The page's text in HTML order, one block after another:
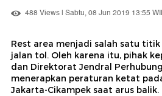
488 Views | Sabtu, 08 Jun 2019 13:55
Rest area menjadi salah satu
jalan tol. Oleh karena itu, pihak
dan Direktorat Jendral
menerapkan peraturan ketat
Jakarta-Cikampek saat arus balik.